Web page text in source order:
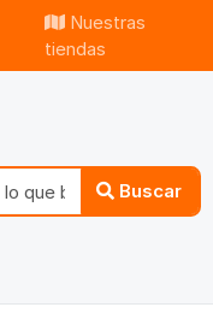
Nuestras
tiendas
Buscar